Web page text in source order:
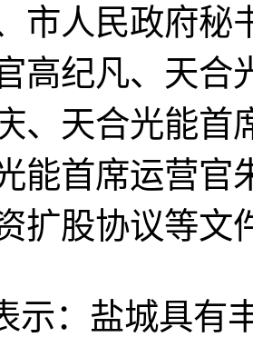
市人民政府秘
高纪凡、天合
、天合光能首
能首席运营官
扩股协议等文
：盐城具有丰